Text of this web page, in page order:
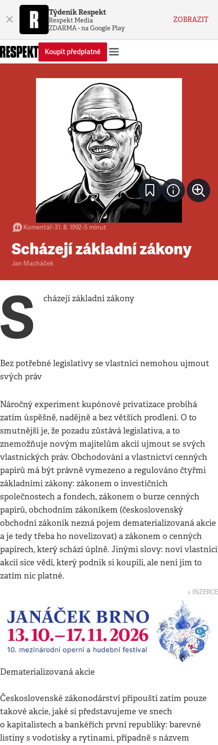
× Týdeník Respekt
Respekt Media
ZDARMA - na Google Play
ZOBRAZIT
Koupit předplatné
Komentář•31. 8. 1992•5 minut
Scházejí základní zákony
Jan Macháček
S cházejí základní zákony
Bez potřebné legislativy se vlastníci nemohou ujmout
svých práv
Náročný experiment kupónové privatizace probíhá
zatím úspěšně, nadějně a bez větších prodlení. O to
smutnější je, že pozadu zůstává legislativa, a to
znemožňuje novým majitelům akcií ujmout se svých
vlastnických práv. Obchodování a vlastnictví cenných
papírů má být právně vymezeno a regulováno čtyřmi
základními zákony: zákonem o investičních
společnostech a fondech, zákonem o burze cenných
papírů, obchodním zákoníkem (československý
obchodní zákoník nezná pojem dematerializovaná akcie
a je tedy třeba ho novelizovat) a zákonem o cenných
papírech, který schází úplně. Jinými slovy: noví vlastníci
akcií sice vědí, který podnik si koupili, ale není jim to
zatím nic platné.
↓ INZERCE
Dematerializovaná akcie
Československé zákonodárství připouští zatím pouze
takové akcie, jaké si představujeme ve snech
o kapitalistech a bankéřích první republiky: barevné
listiny s vodotisky a rytinami, případně s názvem